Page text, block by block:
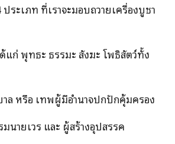
ระเภท ที่เราจะมอบถวายเครื่องบูชา
ก่ พุทธะ ธรรมะ สังฆะ โพธิสัตว์ทั้ง
ล หรือ เทพผู้มีอำนาจปกปักคุ้มครอง
นายเวร และ ผู้สร้างอุปสรรค